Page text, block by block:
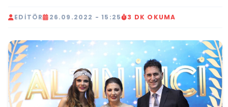
EDITÖR 26.09.2022 - 15:25 3 DK OKUMA